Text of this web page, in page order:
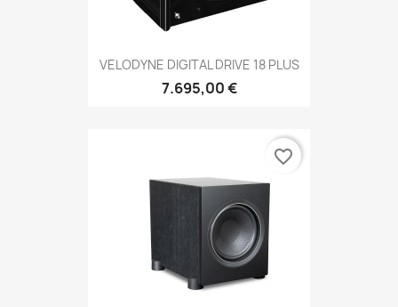
VELODYNE DIGITAL DRIVE 18 PLUS
7.695,00 €
favorite_border